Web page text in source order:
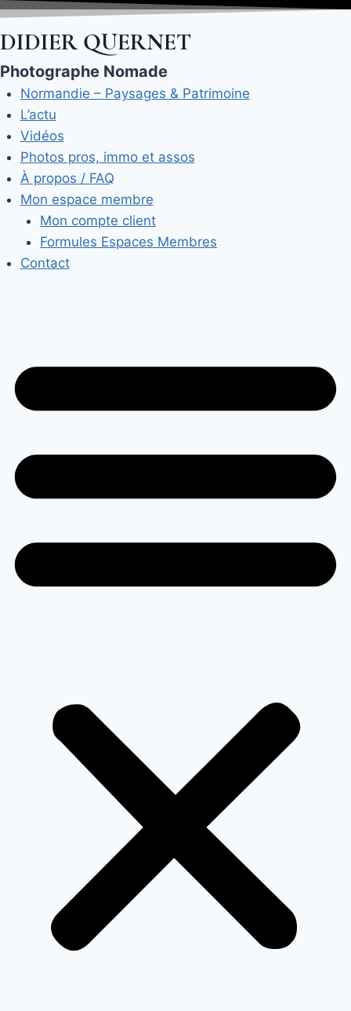
Aller
au
contenu
DIDIER QUERNET
Photographe Nomade
Normandie – Paysages & Patrimoine
L’actu
Vidéos
Photos pros, immo et assos
À propos / FAQ
Mon espace membre
Mon compte client
Formules Espaces Membres
Contact